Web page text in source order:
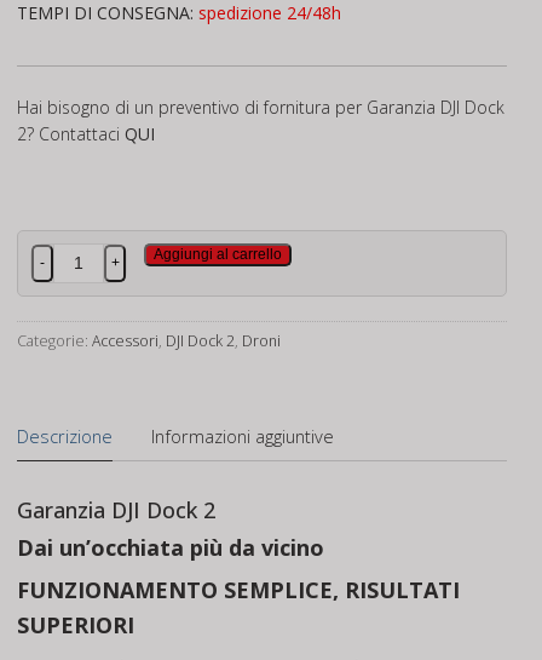
TEMPI DI CONSEGNA: spedizione 24/48h
Hai bisogno di un preventivo di fornitura per Garanzia DJI Dock
2? Contattaci QUI
Garanzia
DJI
2
- +
Aggiungi al carrello
Categorie: Accessori, DJI Dock 2, Droni
Descrizione Informazioni aggiuntive
Garanzia DJI Dock 2
Dai un’occhiata più da vicino
FUNZIONAMENTO SEMPLICE, RISULTATI
SUPERIORI